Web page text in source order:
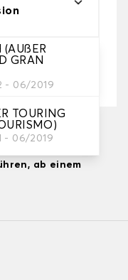
(AUßER
GRAN
- 06/2019
TOURING
- 06/2019
für Ihre
am
ab einem